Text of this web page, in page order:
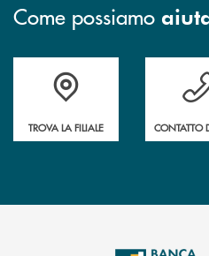
Come possiamo
Trova la filiale più vicina a te.
TROVA LA FILIALE
Hai
CONTATTO